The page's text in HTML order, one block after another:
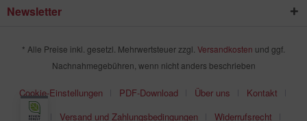
Newsletter
* Alle Preise inkl. gesetzl. Mehrwertsteuer zzgl. Versandkosten und ggf.
Nachnahmegebühren, wenn nicht anders beschrieben
Cookie-Einstellungen PDF-Download Über uns
Kontakt
AGB
Versand und Zahlungsbedingungen Widerrufsrecht